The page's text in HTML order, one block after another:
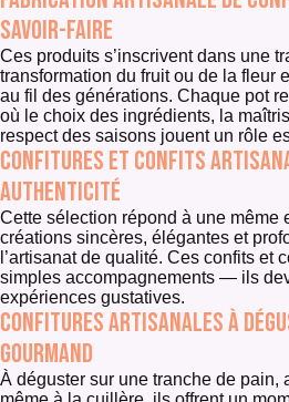
savoir-faire
Ces produits s’inscrivent dans une
transformation du fruit ou de la fleur
au fil des générations. Chaque pot
où le choix des ingrédients, la
respect des saisons jouent un rôle
Confitures et confits
authenticité
Cette sélection répond à une même
créations sincères, élégantes et
l’artisanat de qualité. Ces confits et
simples accompagnements — ils
expériences gustatives.
Confitures artisanales à
gourmand
À déguster sur une tranche de pain,